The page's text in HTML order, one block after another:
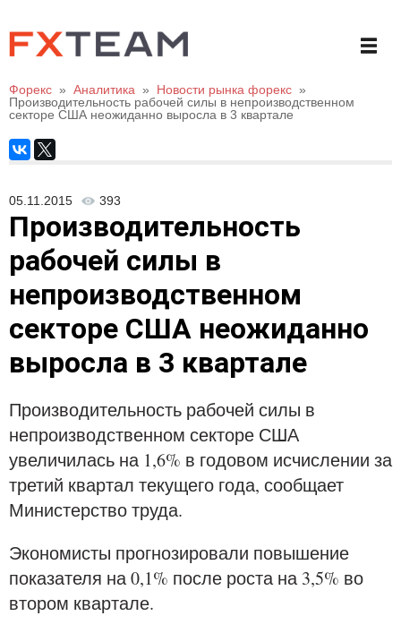
Форекс » Аналитика » Новости рынка форекс »
Производительность рабочей силы в непроизводственном
секторе США неожиданно выросла в 3 квартале
05.11.2015 393
Производительность
рабочей силы в
непроизводственном
секторе США неожиданно
выросла в 3 квартале
Производительность рабочей силы в
непроизводственном секторе США
увеличилась на 1,6% в годовом исчислении за
третий квартал текущего года, сообщает
Министерство труда.
Экономисты прогнозировали повышение
показателя на 0,1% после роста на 3,5% во
втором квартале.